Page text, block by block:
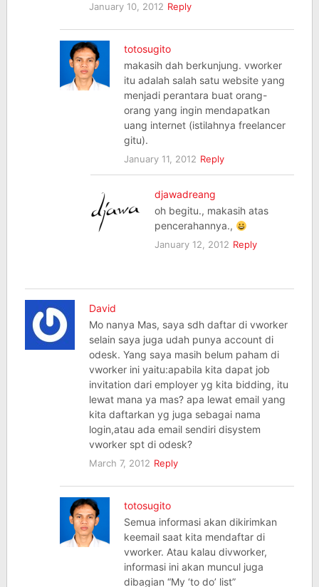
January 10, 2012 Reply
totosugito
makasih dah berkunjung. vworker
itu adalah salah satu website yang
menjadi perantara buat orang-
orang yang ingin mendapatkan
uang internet (istilahnya freelancer
gitu).
January 11, 2012 Reply
djawadreang
oh begitu., makasih atas
pencerahannya.,
January 12, 2012 Reply
David
Mo nanya Mas, saya sdh daftar di vworker
selain saya juga udah punya account di
odesk. Yang saya masih belum paham di
vworker ini yaitu:apabila kita dapat job
invitation dari employer yg kita bidding, itu
lewat mana ya mas? apa lewat email yang
kita daftarkan yg juga sebagai nama
login,atau ada email sendiri disystem
vworker spt di odesk?
March 7, 2012 Reply
totosugito
Semua informasi akan dikirimkan
keemail saat kita mendaftar di
vworker. Atau kalau divworker,
informasi ini akan muncul juga
dibagian “My ‘to do’ list”